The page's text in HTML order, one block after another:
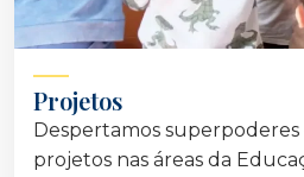
Projetos
Despertamos superpoderes
projetos nas áreas da